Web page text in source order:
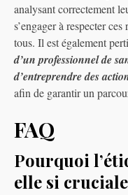
analysant correctement
s’engager à respecter
tous. Il est également
d’un professionnel de
d’entreprendre des
afin de garantir un
FAQ
Pourquoi
elle si